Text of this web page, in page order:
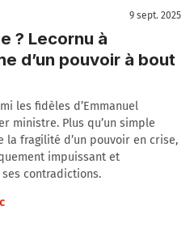
9 sept. 2025
? Lecornu à
d’un pouvoir à bout
les fidèles d’Emmanuel
ministre. Plus qu’un simple
la fragilité d’un pouvoir en crise,
impuissant et
contradictions.